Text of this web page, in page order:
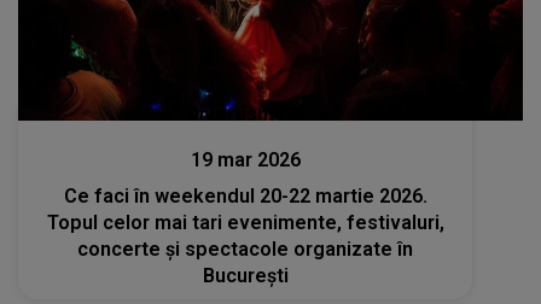
Divertisment
19 mar 2026
Ce faci în weekendul 20-22 martie 2026.
Topul celor mai tari evenimente, festivaluri,
concerte și spectacole organizate în
București